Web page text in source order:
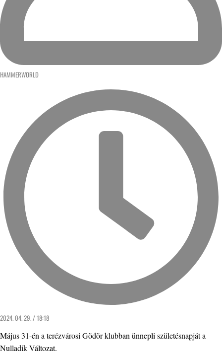
HAMMERWORLD
2024. 04. 29. / 18:18
Május 31-én a terézvárosi Gödör klubban ünnepli születésnapját a
Nulladik Változat.